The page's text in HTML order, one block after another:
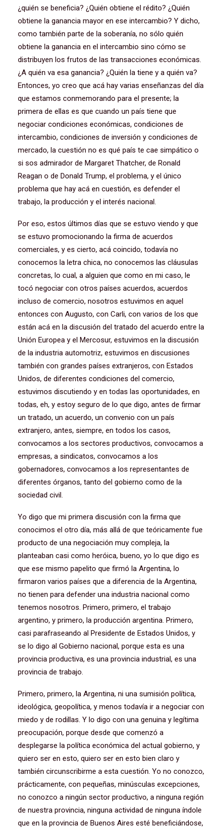
¿quién se beneficia? ¿Quién obtiene el rédito? ¿Quién
obtiene la ganancia mayor en ese intercambio? Y dicho,
como también parte de la soberanía, no sólo quién
obtiene la ganancia en el intercambio sino cómo se
distribuyen los frutos de las transacciones económicas.
¿A quién va esa ganancia? ¿Quién la tiene y a quién va?
Entonces, yo creo que acá hay varias enseñanzas del día
que estamos conmemorando para el presente; la
primera de ellas es que cuando un país tiene que
negociar condiciones económicas, condiciones de
intercambio, condiciones de inversión y condiciones de
mercado, la cuestión no es qué país te cae simpático o
si sos admirador de Margaret Thatcher, de Ronald
Reagan o de Donald Trump, el problema, y el único
problema que hay acá en cuestión, es defender el
trabajo, la producción y el interés nacional.
Por eso, estos últimos días que se estuvo viendo y que
se estuvo promocionando la firma de acuerdos
comerciales, y es cierto, acá coincido, todavía no
conocemos la letra chica, no conocemos las cláusulas
concretas, lo cual, a alguien que como en mi caso, le
tocó negociar con otros países acuerdos, acuerdos
incluso de comercio, nosotros estuvimos en aquel
entonces con Augusto, con Carli, con varios de los que
están acá en la discusión del tratado del acuerdo entre la
Unión Europea y el Mercosur, estuvimos en la discusión
de la industria automotriz, estuvimos en discusiones
también con grandes países extranjeros, con Estados
Unidos, de diferentes condiciones del comercio,
estuvimos discutiendo y en todas las oportunidades, en
todas, eh, y estoy seguro de lo que digo, antes de firmar
un tratado, un acuerdo, un convenio con un país
extranjero, antes, siempre, en todos los casos,
convocamos a los sectores productivos, convocamos a
empresas, a sindicatos, convocamos a los
gobernadores, convocamos a los representantes de
diferentes órganos, tanto del gobierno como de la
sociedad civil.
Yo digo que mi primera discusión con la firma que
conocimos el otro día, más allá de que teóricamente fue
producto de una negociación muy compleja, la
planteaban casi como heróica, bueno, yo lo que digo es
que ese mismo papelito que firmó la Argentina, lo
firmaron varios países que a diferencia de la Argentina,
no tienen para defender una industria nacional como
tenemos nosotros. Primero, primero, el trabajo
argentino, y primero, la producción argentina. Primero,
casi parafraseando al Presidente de Estados Unidos, y
se lo digo al Gobierno nacional, porque esta es una
provincia productiva, es una provincia industrial, es una
provincia de trabajo.
Primero, primero, la Argentina, ni una sumisión política,
ideológica, geopolítica, y menos todavía ir a negociar con
miedo y de rodillas. Y lo digo con una genuina y legítima
preocupación, porque desde que comenzó a
desplegarse la política económica del actual gobierno, y
quiero ser en esto, quiero ser en esto bien claro y
también circunscribirme a esta cuestión. Yo no conozco,
prácticamente, con pequeñas, minúsculas excepciones,
no conozco a ningún sector productivo, a ninguna región
de nuestra provincia, ninguna actividad de ninguna índole
que en la provincia de Buenos Aires esté beneficiándose,